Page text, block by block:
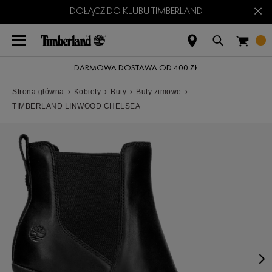
DOŁĄCZ DO KLUBU TIMBERLAND ×
DARMOWA DOSTAWA OD 400 ZŁ
Strona główna › Kobiety › Buty › Buty zimowe ›
TIMBERLAND LINWOOD CHELSEA